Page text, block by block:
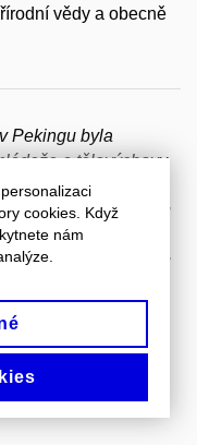
vědy a obecně
Pekingu byla
a tělovýchovy,
Brno, Českou
děkují Turistickému
dárků pro
za veškerou podporu
Tomáši
cookies. Když
nám